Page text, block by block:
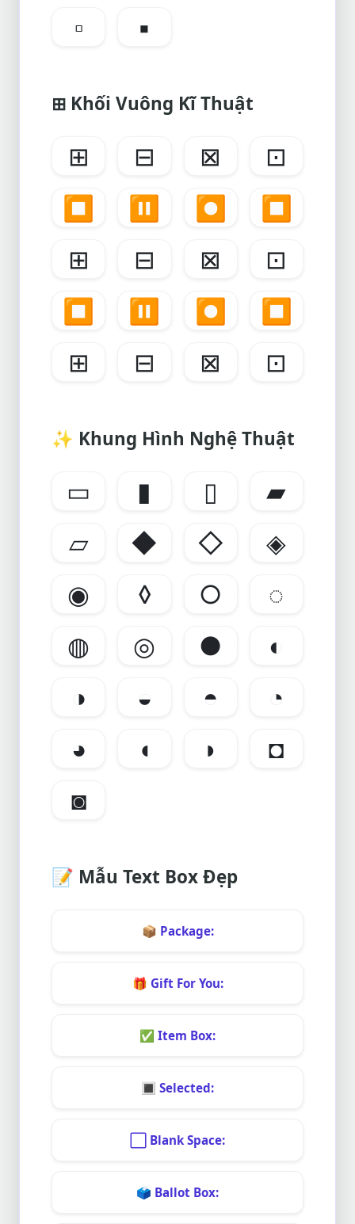
▫
▪
⊞ Khối Vuông Kĩ Thuật
⊞ ⊟ ⊠
⊡
⏹️
⏸️ ⏺️
⏹️
⊞
⊟ ⊠
⊡
⏹️
⏸️ ⏺️
⏹️
⊞
⊟ ⊠ ⊡
✨ Khung Hình Nghệ Thuật
▭ ▮ ▯
▰
▱
◆ ◇
◈
◉
◊ ○
◌
◍
◎ ●
◐
◑
◒ ◓
◔
◕
◖ ◗
◘
◙
📝 Mẫu Text Box Đẹp
📦 Package:
🎁 Gift For You:
✅ Item Box:
🔳 Selected:
Blank Space:
🗳️ Ballot Box: